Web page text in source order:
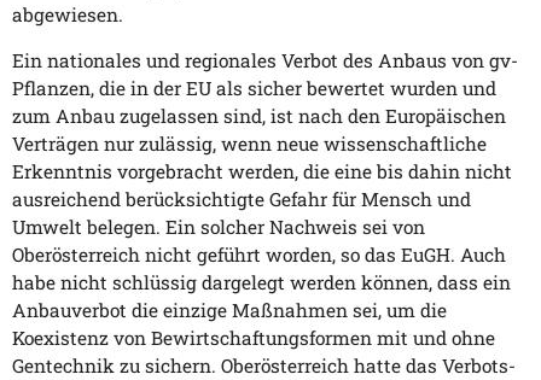
abgewiesen.
Ein nationales und regionales Verbot des Anbaus von gv-
Pflanzen, die in der EU als sicher bewertet wurden und
zum Anbau zugelassen sind, ist nach den Europäischen
Verträgen nur zulässig, wenn neue wissenschaftliche
Erkenntnis vorgebracht werden, die eine bis dahin nicht
ausreichend berücksichtigte Gefahr für Mensch und
Umwelt belegen. Ein solcher Nachweis sei von
Oberösterreich nicht geführt worden, so das EuGH. Auch
habe nicht schlüssig dargelegt werden können, dass ein
Anbauverbot die einzige Maßnahmen sei, um die
Koexistenz von Bewirtschaftungsformen mit und ohne
Gentechnik zu sichern. Oberösterreich hatte das Verbots-